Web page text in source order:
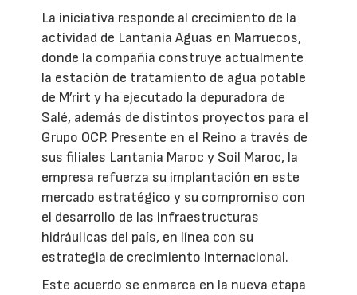
La iniciativa responde al crecimiento de la
actividad de Lantania Aguas en Marruecos,
donde la compañía construye actualmente
la estación de tratamiento de agua potable
de M’rirt y ha ejecutado la depuradora de
Salé, además de distintos proyectos para el
Grupo OCP. Presente en el Reino a través de
sus filiales Lantania Maroc y Soil Maroc, la
empresa refuerza su implantación en este
mercado estratégico y su compromiso con
el desarrollo de las infraestructuras
hidráulicas del país, en línea con su
estrategia de crecimiento internacional.
Este acuerdo se enmarca en la nueva etapa